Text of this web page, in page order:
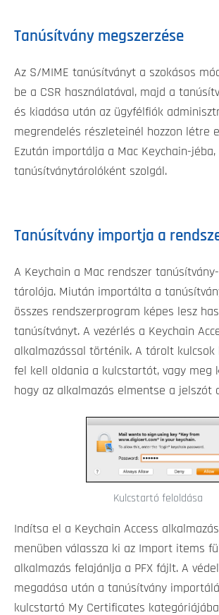
Tanúsítvány megszerzése
Az S/MIME tanúsítványt a szokásos
be a CSR használatával, majd a
és kiadása után az ügyfélfiók
megrendelés részleteinél hozzon létre
Ezután importálja a Mac Keychain-jéba,
tanúsítványtárolóként szolgál.
Tanúsítvány importja a
A Keychain a Mac rendszer
tárolója. Miután importálta a
összes rendszerprogram képes lesz
tanúsítványt. A vezérlés a Keychain
alkalmazással történik. A tárolt kulcsok
fel kell oldania a kulcstartót, vagy meg
hogy az alkalmazás elmentse a jelszót
Kulcstartó feloldása
Indítsa el a Keychain Access
menüben válassza ki az Import items
alkalmazás felajánlja a PFX fájlt. A
megadása után a tanúsítvány
kulcstartó My Certificates